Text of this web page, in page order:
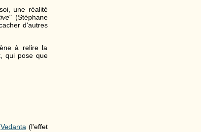
une réalité
" (Stéphane
d'autres
à relire la
qui pose que
Vedanta (l'effet